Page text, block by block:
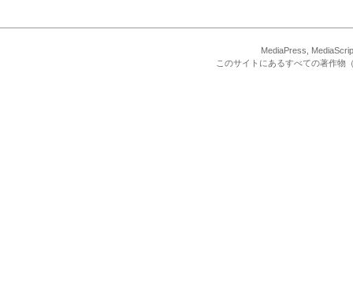
MediaPress,
このサイトにあるすべての著作物